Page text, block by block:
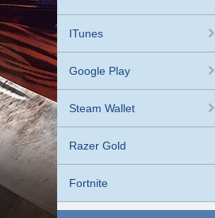
ITunes
Google Play
Steam Wallet
Razer Gold
Fortnite